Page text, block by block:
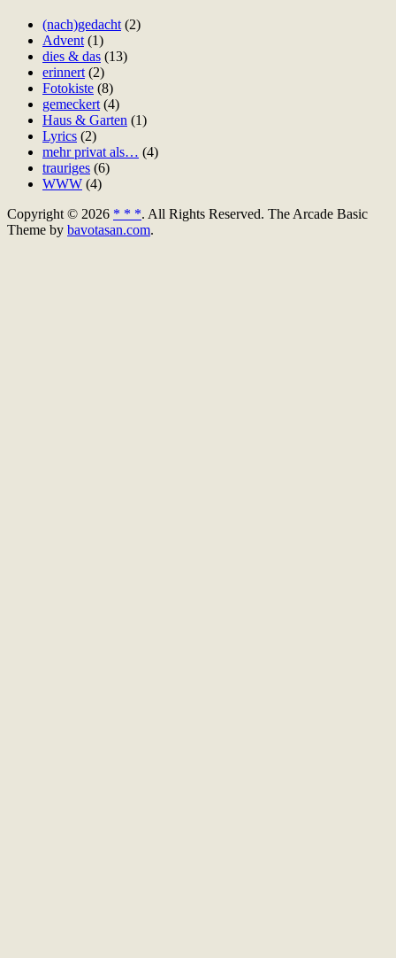
(nach)gedacht (2)
Advent (1)
dies & das (13)
erinnert (2)
Fotokiste (8)
gemeckert (4)
Haus & Garten (1)
Lyrics (2)
mehr privat als… (4)
trauriges (6)
WWW (4)
Copyright © 2026 * * *. All Rights Reserved. The Arcade Basic
Theme by bavotasan.com.